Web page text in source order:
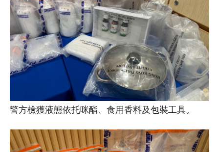
警方檢獲液態依托咪酯、食用香料及包裝工具。